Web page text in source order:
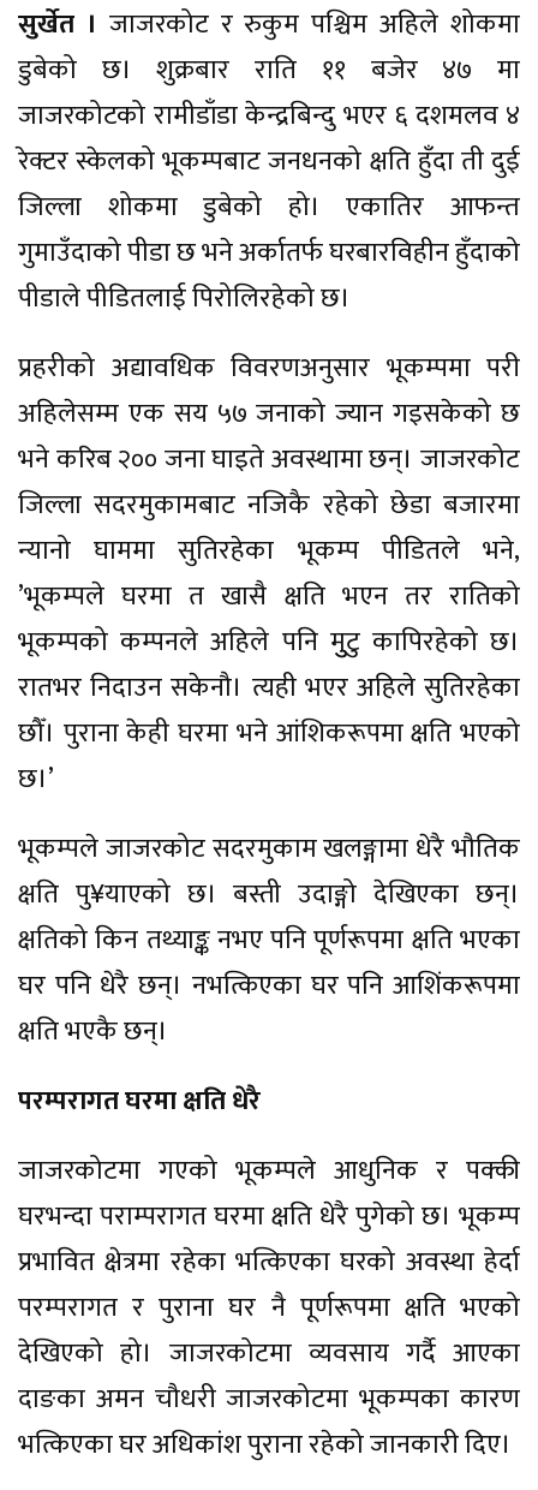
सुर्खेत । जाजरकोट र रुकुम पश्चिम अहिले शोकमा
डुबेको छ। शुक्रबार राति ११ बजेर ४७ मा
जाजरकोटको रामीडाँडा केन्द्रबिन्दु भएर ६ दशमलव ४
रेक्टर स्केलको भूकम्पबाट जनधनको क्षति हुँदा ती दुई
जिल्ला शोकमा डुबेको हो। एकातिर आफन्त
गुमाउँदाको पीडा छ भने अर्कातर्फ घरबारविहीन हुँदाको
पीडाले पीडितलाई पिरोलिरहेको छ।
प्रहरीको अद्यावधिक विवरणअनुसार भूकम्पमा परी
अहिलेसम्म एक सय ५७ जनाको ज्यान गइसकेको छ
भने करिब २०० जना घाइते अवस्थामा छन्। जाजरकोट
जिल्ला सदरमुकामबाट नजिकै रहेको छेडा बजारमा
न्यानो घाममा सुतिरहेका भूकम्प पीडितले भने,
’भूकम्पले घरमा त खासै क्षति भएन तर रातिको
भूकम्पको कम्पनले अहिले पनि मुुटु कापिरहेको छ।
रातभर निदाउन सकेनौ। त्यही भएर अहिले सुतिरहेका
छौँ। पुराना केही घरमा भने आंशिकरूपमा क्षति भएको
छ।’
भूकम्पले जाजरकोट सदरमुकाम खलङ्गामा धेरै भौतिक
क्षति पु¥याएको छ। बस्ती उदाङ्गो देखिएका छन्।
क्षतिको किन तथ्याङ्क नभए पनि पूर्णरूपमा क्षति भएका
घर पनि धेरै छन्। नभत्किएका घर पनि आशिंकरूपमा
क्षति भएकै छन्।
परम्परागत घरमा क्षति धेरै
जाजरकोटमा गएको भूकम्पले आधुनिक र पक्की
घरभन्दा पराम्परागत घरमा क्षति धेरै पुगेको छ। भूकम्प
प्रभावित क्षेत्रमा रहेका भत्किएका घरको अवस्था हेर्दा
परम्परागत र पुराना घर नै पूर्णरूपमा क्षति भएको
देखिएको हो। जाजरकोटमा व्यवसाय गर्दै आएका
दाङका अमन चौधरी जाजरकोटमा भूकम्पका कारण
भत्किएका घर अधिकांश पुराना रहेको जानकारी दिए।